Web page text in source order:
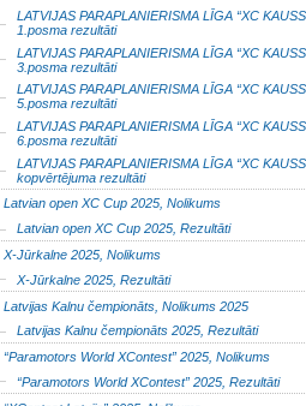
LATVIJAS PARAPLANIERISMA LĪGA “XC KAUSS
1.posma rezultāti
LATVIJAS PARAPLANIERISMA LĪGA “XC KAUSS
3.posma rezultāti
LATVIJAS PARAPLANIERISMA LĪGA “XC
5.posma rezultāti
LATVIJAS PARAPLANIERISMA LĪGA “XC KAUSS
6.posma rezultāti
LATVIJAS PARAPLANIERISMA LĪGA “XC KAUSS
kopvērtējuma rezultāti
Latvian open XC Cup 2025, Nolikums
Latvian open XC Cup 2025, Rezultāti
X-Jūrkalne 2025, Nolikums
X-Jūrkalne 2025, Rezultāti
Latvijas Kalnu čempionāts, Nolikums 2025
Latvijas Kalnu čempionāts 2025, Rezultāti
“Paramotors World XContest” 2025, Nolikums
“Paramotors World XContest” 2025, Rezultāti